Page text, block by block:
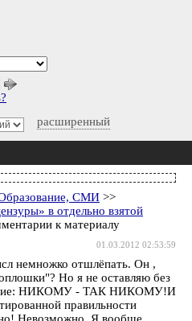
расширенный
СМИ >>
в отдельно взятой
к материалу
01.03.2012 02:53:59
немножко отшлёпать. Он ,
Но я не оставляю без
НИКОМУ - ТАК НИКОМУ!И
правильности